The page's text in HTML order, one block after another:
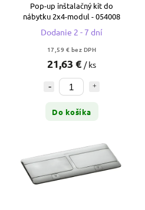
Pop-up inštalačný kit do
nábytku 2x4-modul - 054008
Dodanie 2 - 7 dní
17,59 € bez DPH
21,63 € / ks
Do košíka